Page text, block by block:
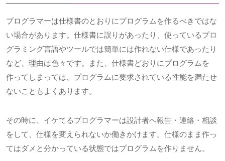
プログラマーは仕様書のとおりにプログラムを作るべきではな
い場合があります。仕様書に誤りがあったり、使っているプロ
グラミング言語やツールでは簡単には作れない仕様であったり
など、理由は色々です。また、仕様書どおりにプログラムを
作ってしまっては、プログラムに要求されている性能を満たせ
ないこともよくあります。
その時に、イケてるプログラマーは設計者へ報告・連絡・相談
をして、仕様を変えられないか働きかけます。仕様のまま作っ
てはダメと分かっている状態ではプログラムを作りません。